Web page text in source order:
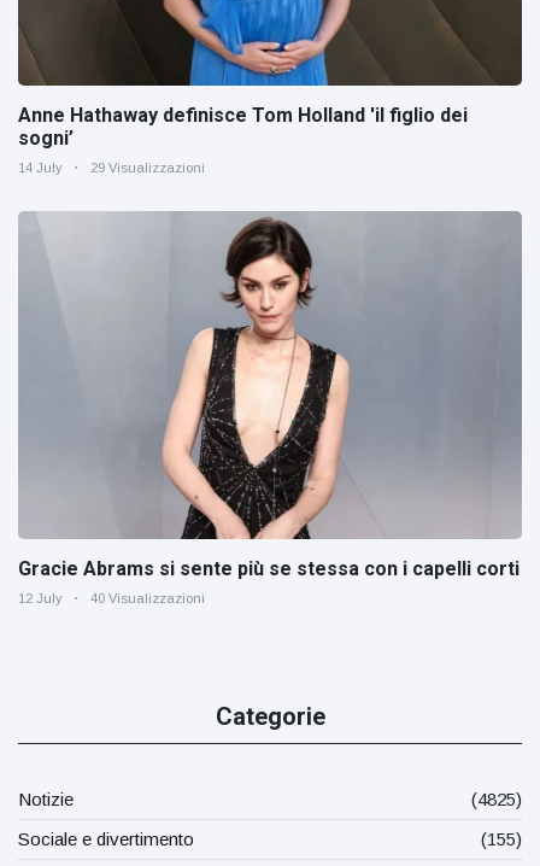
Anne Hathaway definisce Tom Holland 'il figlio dei
sogni’
14 July 29 Visualizzazioni
Gracie Abrams si sente più se stessa con i capelli corti
12 July 40 Visualizzazioni
Categorie
Notizie
(4825)
Sociale e divertimento
(155)